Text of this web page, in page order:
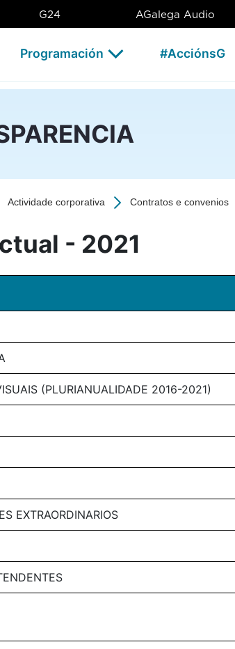
- CSAG
G24 AGalega Audio
Programación #AcciónsG
Actividade corporativa Contratos e convenios
- 2021
(PLURIANUALIDADE 2016-2021)
EXTRAORDINARIOS